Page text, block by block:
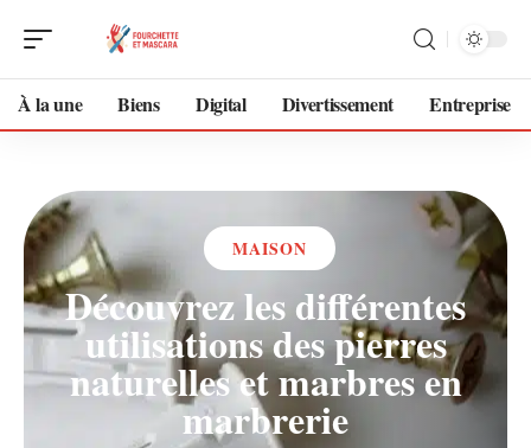
À la une Biens Digital Divertissement Entreprise
MAISON
Découvrez les différentes
utilisations des pierres
naturelles et marbres en
marbrerie